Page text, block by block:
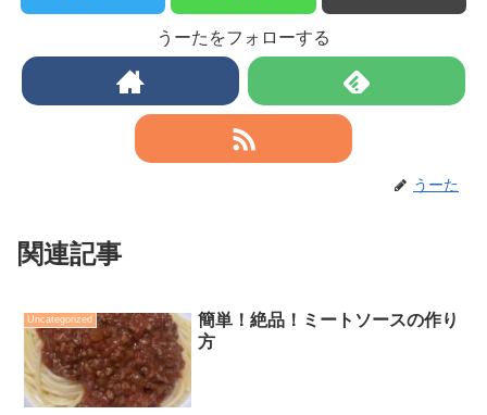
うーたをフォローする
うーた
関連記事
Uncategorized
簡単！絶品！ミートソースの作り
方